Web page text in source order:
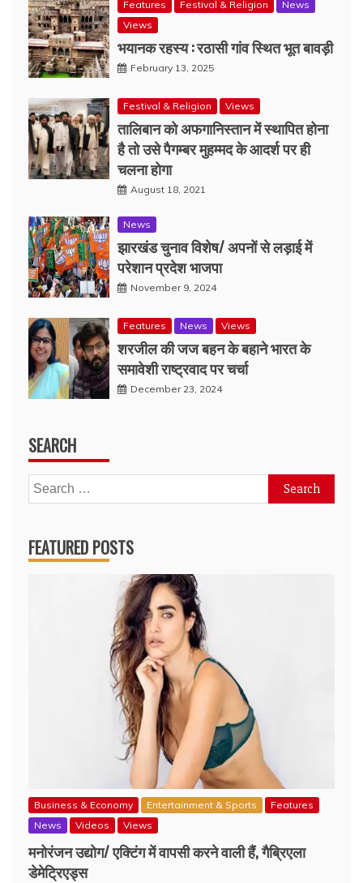
Features Festival & Religion
News
Views
भयानक रहस्य : रठासी गांव स्थित भूत बावड़ी
February 13, 2025
Festival & Religion Views
तालिबान को अफगानिस्तान में स्थापित होना
है तो उसे पैगम्बर मुहम्मद के आदर्श पर ही
चलना होगा
August 18, 2021
News
झारखंड चुनाव विशेष/ अपनों से लड़ाई में
परेशान प्रदेश भाजपा
November 9, 2024
Features News Views
शरजील की जज बहन के बहाने भारत के
समावेशी राष्ट्रवाद पर चर्चा
December 23, 2024
SEARCH
Search
for:
FEATURED POSTS
Business & Economy Entertainment & Sports
Features
News
Videos Views
मनोरंजन उद्योग/ एक्टिंग में वापसी करने वाली हैं, गैब्रिएला
डेमेट्रिएड्स